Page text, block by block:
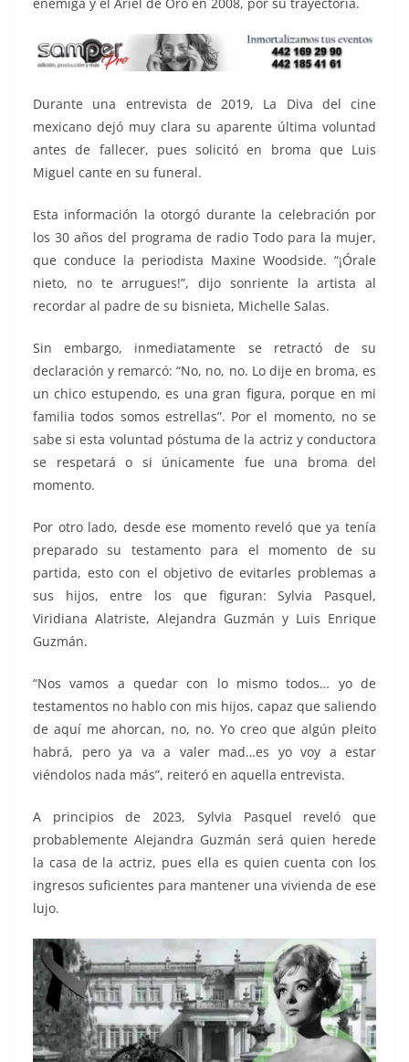
Durante una entrevista de 2019, La Diva del cine
mexicano dejó muy clara su aparente última voluntad
antes de fallecer, pues solicitó en broma que Luis
Miguel cante en su funeral.
Esta información la otorgó durante la celebración por
los 30 años del programa de radio Todo para la mujer,
que conduce la periodista Maxine Woodside. “¡Órale
nieto, no te arrugues!”, dijo sonriente la artista al
recordar al padre de su bisnieta, Michelle Salas.
Sin embargo, inmediatamente se retractó de su
declaración y remarcó: “No, no, no. Lo dije en broma, es
un chico estupendo, es una gran figura, porque en mi
familia todos somos estrellas”. Por el momento, no se
sabe si esta voluntad póstuma de la actriz y conductora
se respetará o si únicamente fue una broma del
momento.
Por otro lado, desde ese momento reveló que ya tenía
preparado su testamento para el momento de su
partida, esto con el objetivo de evitarles problemas a
sus hijos, entre los que figuran: Sylvia Pasquel,
Viridiana Alatriste, Alejandra Guzmán y Luis Enrique
Guzmán.
“Nos vamos a quedar con lo mismo todos… yo de
testamentos no hablo con mis hijos, capaz que saliendo
de aquí me ahorcan, no, no. Yo creo que algún pleito
habrá, pero ya va a valer mad…es yo voy a estar
viéndolos nada más”, reiteró en aquella entrevista.
A principios de 2023, Sylvia Pasquel reveló que
probablemente Alejandra Guzmán será quien herede
la casa de la actriz, pues ella es quien cuenta con los
ingresos suficientes para mantener una vivienda de ese
lujo.